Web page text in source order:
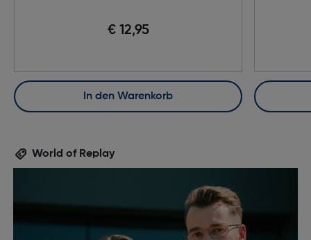
€ 12,95
In den Warenkorb
World of Replay